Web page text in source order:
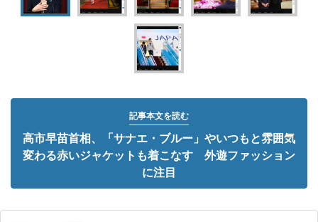
記事本文を読む
高市早苗首相、「サナエ・ブルー」やいつもと雰囲気
変わる赤いジャケットも着こなす 外遊ファッション
に注目